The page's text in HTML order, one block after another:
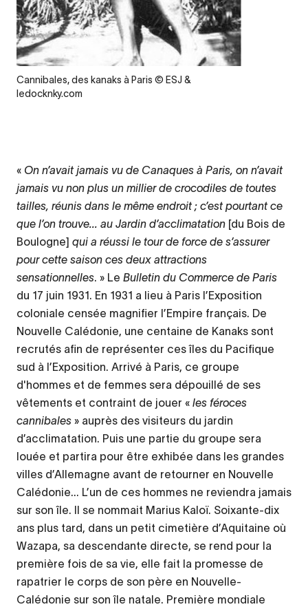
Legende
Cannibales, des kanaks à Paris © ESJ &
ledocknky.com
« On n’avait jamais vu de Canaques à Paris, on n’avait
jamais vu non plus un millier de crocodiles de toutes
tailles, réunis dans le même endroit ; c’est pourtant ce
que l’on trouve... au Jardin d’acclimatation [du Bois de
Boulogne] qui a réussi le tour de force de s’assurer
pour cette saison ces deux attractions
sensationnelles. » Le Bulletin du Commerce de Paris
du 17 juin 1931. En 1931 a lieu à Paris l’Exposition
coloniale censée magnifier l’Empire français. De
Nouvelle Calédonie, une centaine de Kanaks sont
recrutés afin de représenter ces îles du Pacifique
sud à l’Exposition. Arrivé à Paris, ce groupe
d'hommes et de femmes sera dépouillé de ses
vêtements et contraint de jouer « les féroces
cannibales » auprès des visiteurs du jardin
d’acclimatation. Puis une partie du groupe sera
louée et partira pour être exhibée dans les grandes
villes d’Allemagne avant de retourner en Nouvelle
Calédonie... L’un de ces hommes ne reviendra jamais
sur son île. Il se nommait Marius Kaloï. Soixante-dix
ans plus tard, dans un petit cimetière d’Aquitaine où
Wazapa, sa descendante directe, se rend pour la
première fois de sa vie, elle fait la promesse de
rapatrier le corps de son père en Nouvelle-
Calédonie sur son île natale. Première mondiale